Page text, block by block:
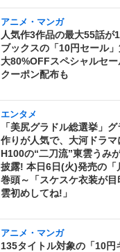
アニメ・マンガ
人気作3作品の最大55話
ブックスの「10円セール
大80%OFFスペシャルセ
クーポン配布も
エンタメ
「美尻グラドル総選挙」
作りが人気で、大河ドラマ
H100の“二刀流”東雲うみ
披露! 本日6日(火)発売の「
巻頭～「スケスケ衣装が
雲初めしてね!」
アニメ・マンガ
135タイトル対象の「10円